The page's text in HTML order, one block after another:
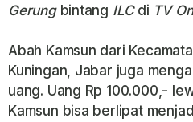
Gerungbintang ILCdi TV
Abah Kamsun dari
Kuningan, Jabar juga
uang. Uang Rp 100.000,-
Kamsun bisa berlipat